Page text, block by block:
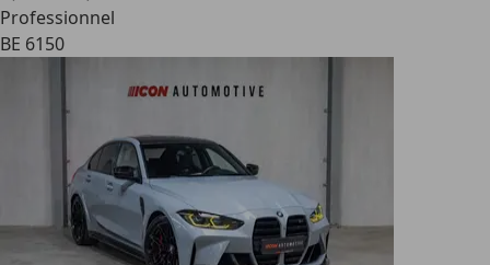
Professionnel
BE 6150